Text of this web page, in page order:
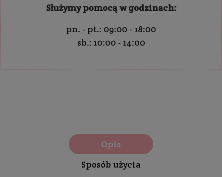
Służymy pomocą w godzinach:
pn. - pt.: 09:00 - 18:00
sb.: 10:00 - 14:00
Opis
Sposób użycia